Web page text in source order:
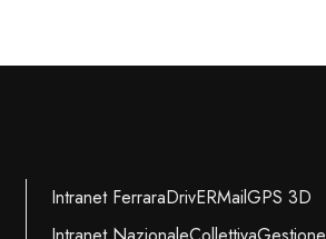
Intranet FerraraDrivERMailGPS 3D